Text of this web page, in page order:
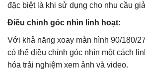
đặc biệt là khi sử dụng cho nhu cầu
Điều chỉnh góc nhìn linh hoạt:
Với khả năng xoay màn hình 90/180/
có thể điều chỉnh góc nhìn một cách
hóa trải nghiệm xem ảnh và video.